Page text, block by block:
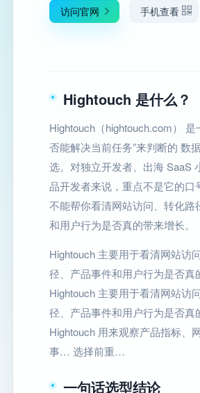
访问官网 手机查看
Hightouch 是什么？
Hightouch（hightouch.com） 是
否能解决当前任务”来判断的 数
选。对独立开发者、出海 SaaS
品开发者来说，重点不是它的口
不能帮你看清网站访问、转化路
和用户行为是否真的带来增长。
Hightouch 主要用于看清网站访
径、产品事件和用户行为是否真
Hightouch 主要用于看清网站访
径、产品事件和用户行为是否真
Hightouch 用来观察产品指标、网
事… 选择前重…
一句话选型结论